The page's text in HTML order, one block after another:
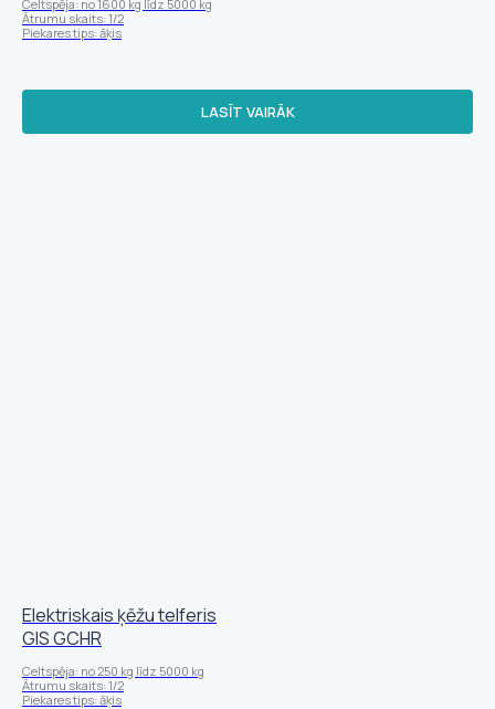
Celtspēja: no 1600 kg līdz 5000 kg
Ātrumu skaits: 1/2
Piekares tips: āķis
LASĪT VAIRĀK
Elektriskais ķēžu telferis
GIS GCHR
Celtspēja: no 250 kg līdz 5000 kg
Ātrumu skaits: 1/2
Piekares tips: āķis